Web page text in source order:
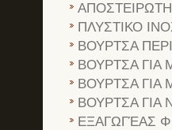
ΠΛΥΣΤΙΚΟ
ΒΟΥΡΤΣΑ
ΒΟΥΡΤΣΑ ΓΙΑ
ΒΟΥΡΤΣΑ ΓΙΑ
ΒΟΥΡΤΣΑ ΓΙΑ
ΕΞΑΓΩΓΈΑΣ